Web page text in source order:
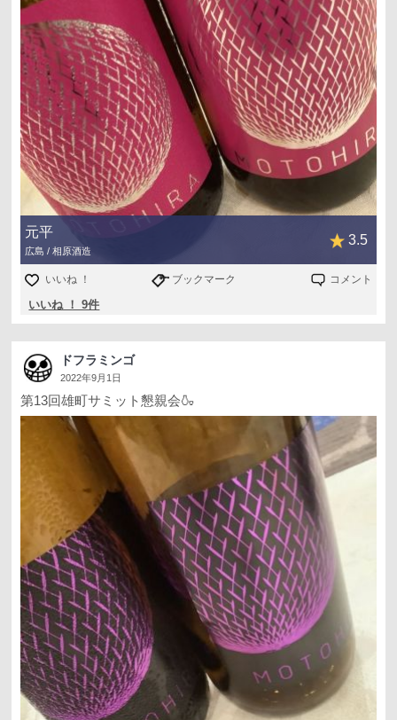
元平
広島 / 相原酒造
3.5
いいね ！ ブックマーク コメント
いいね ！ 9件
ドフラミンゴ
2022年9月1日
第13回雄町サミット懇親会🍶